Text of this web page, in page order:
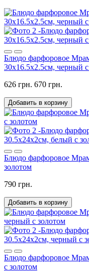
Блюдо фарфоровое
30х16.5х2.5см, черный
626 грн. 670 грн.
Добавить в корзину
Блюдо фарфоровое
золотом
790 грн.
Добавить в корзину
Блюдо фарфоровое
с золотом